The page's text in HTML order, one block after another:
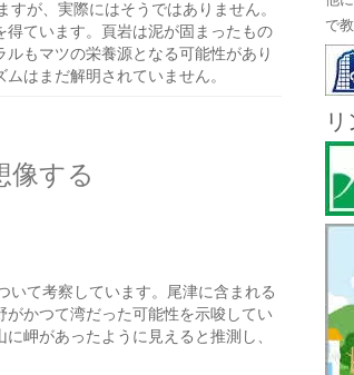
が、実際にはそうではありません。
ています。頁岩は泥が固まったもの
もマツの栄養源となる可能性があり
はまだ解明されていません。
像する
いて考察しています。尾津に含まれる
がかつて湾だった可能性を示唆してい
岬があったように見えると推測し、
で
リ